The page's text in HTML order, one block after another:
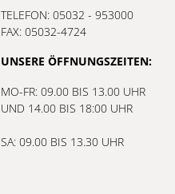
TELEFON: 05032 - 953000
FAX: 05032-4724
UNSERE ÖFFNUNGSZEITEN:
MO-FR: 09.00 BIS 13.00 UHR
UND 14.00 BIS 18:00 UHR
SA: 09.00 BIS 13.30 UHR